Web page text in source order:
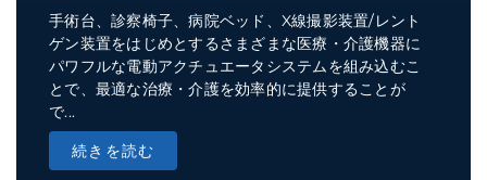
手術台、診察椅子、病院ベッド、X線撮影装置/レント
ゲン装置をはじめとするさまざまな医療・介護機器に
パワフルな電動アクチュエータシステムを組み込むこ
とで、最適な治療・介護を効率的に提供することが
で...
続きを読む